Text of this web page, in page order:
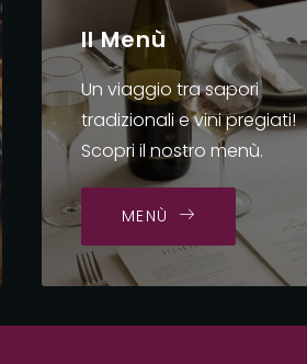
Il Menù
Un viaggio tra sapori
tradizionali e vini pregiati!
Scopri il nostro menù.
MENÙ